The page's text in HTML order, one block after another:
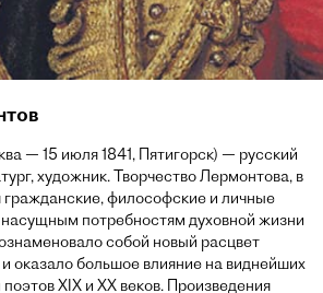
— 15 июля 1841, Пятигорск) — русский
художник. Творчество Лермонтова, в
гражданские, философские и личные
потребностям духовной жизни
собой новый расцвет
оказало большое влияние на виднейших
XIX и XX веков. Произведения